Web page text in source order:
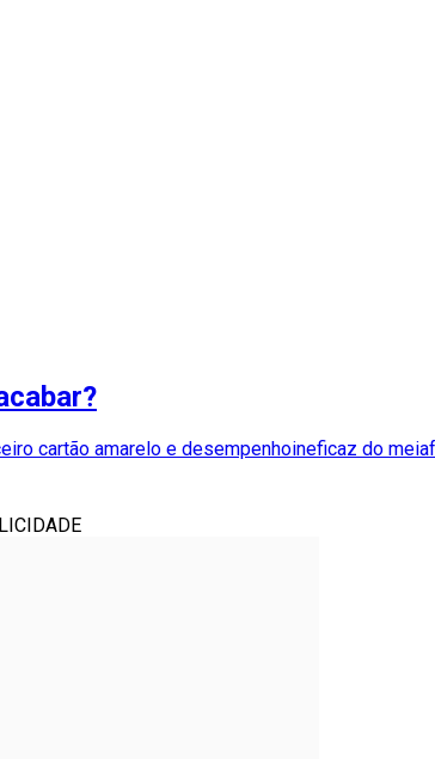
cartão amarelo e desempenhoineficaz do